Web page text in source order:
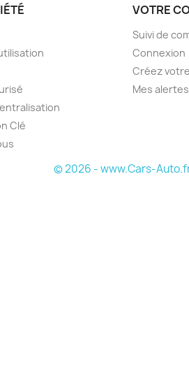
Clé
VOTRE
Suivi de
Connexion
Créez
Mes alertes
© 2026 - www.Cars-